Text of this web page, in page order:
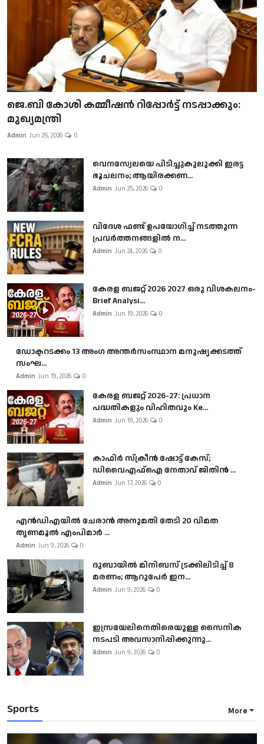
ജെ.ബി കോശി കമ്മീഷൻ റിപ്പോർട്ട് നടപ്പാക്കും:
മുഖ്യമന്ത്രി
Admin Jun 25, 2026 0
വെനസ്വേലയെ പിടിച്ചുകുലുക്കി ഇരട്ട
ഭൂചലനം; ആയിരക്കണ...
Admin Jun 25, 2026 0
വിദേശ ഫണ്ട് ഉപയോഗിച്ച് നടത്തുന്ന
പ്രവർത്തനങ്ങളിൽ ന...
Admin Jun 24, 2026 0
കേരള ബജറ്റ് 2026 2027 ഒരു വിശകലനം-
Brief Analysi...
Admin Jun 19, 2026 0
ഡോക്ടറടക്കം 13 അംഗ അന്തർസംസ്ഥാന മനുഷ്യക്കടത്ത്
സംഘ...
Admin Jun 19, 2026 0
കേരള ബജറ്റ് 2026-27: പ്രധാന
പദ്ധതികളും വിഹിതവും Ke...
Admin Jun 19, 2026 0
കാഫിർ സ്‌ക്രീൻ ഷോട്ട് കേസ്;
ഡിവൈഎഫ്ഐ നേതാവ് ജിതിൻ ...
Admin Jun 17, 2026 0
എൻഡിഎയിൽ ചേരാൻ അനുമതി തേടി 20 വിമത
തൃണമൂൽ എംപിമാർ ...
Admin Jun 9, 2026 0
ദുബായിൽ മിനിബസ്​ ട്രക്കിലിടിച്ച് 8
മരണം; ആറുപേർ ഇന...
Admin Jun 9, 2026 0
ഇസ്രയേലിനെതിരെയുള്ള സൈനിക
നടപടി അവസാനിപ്പിക്കുന്നു...
Admin Jun 9, 2026 0
Sports More